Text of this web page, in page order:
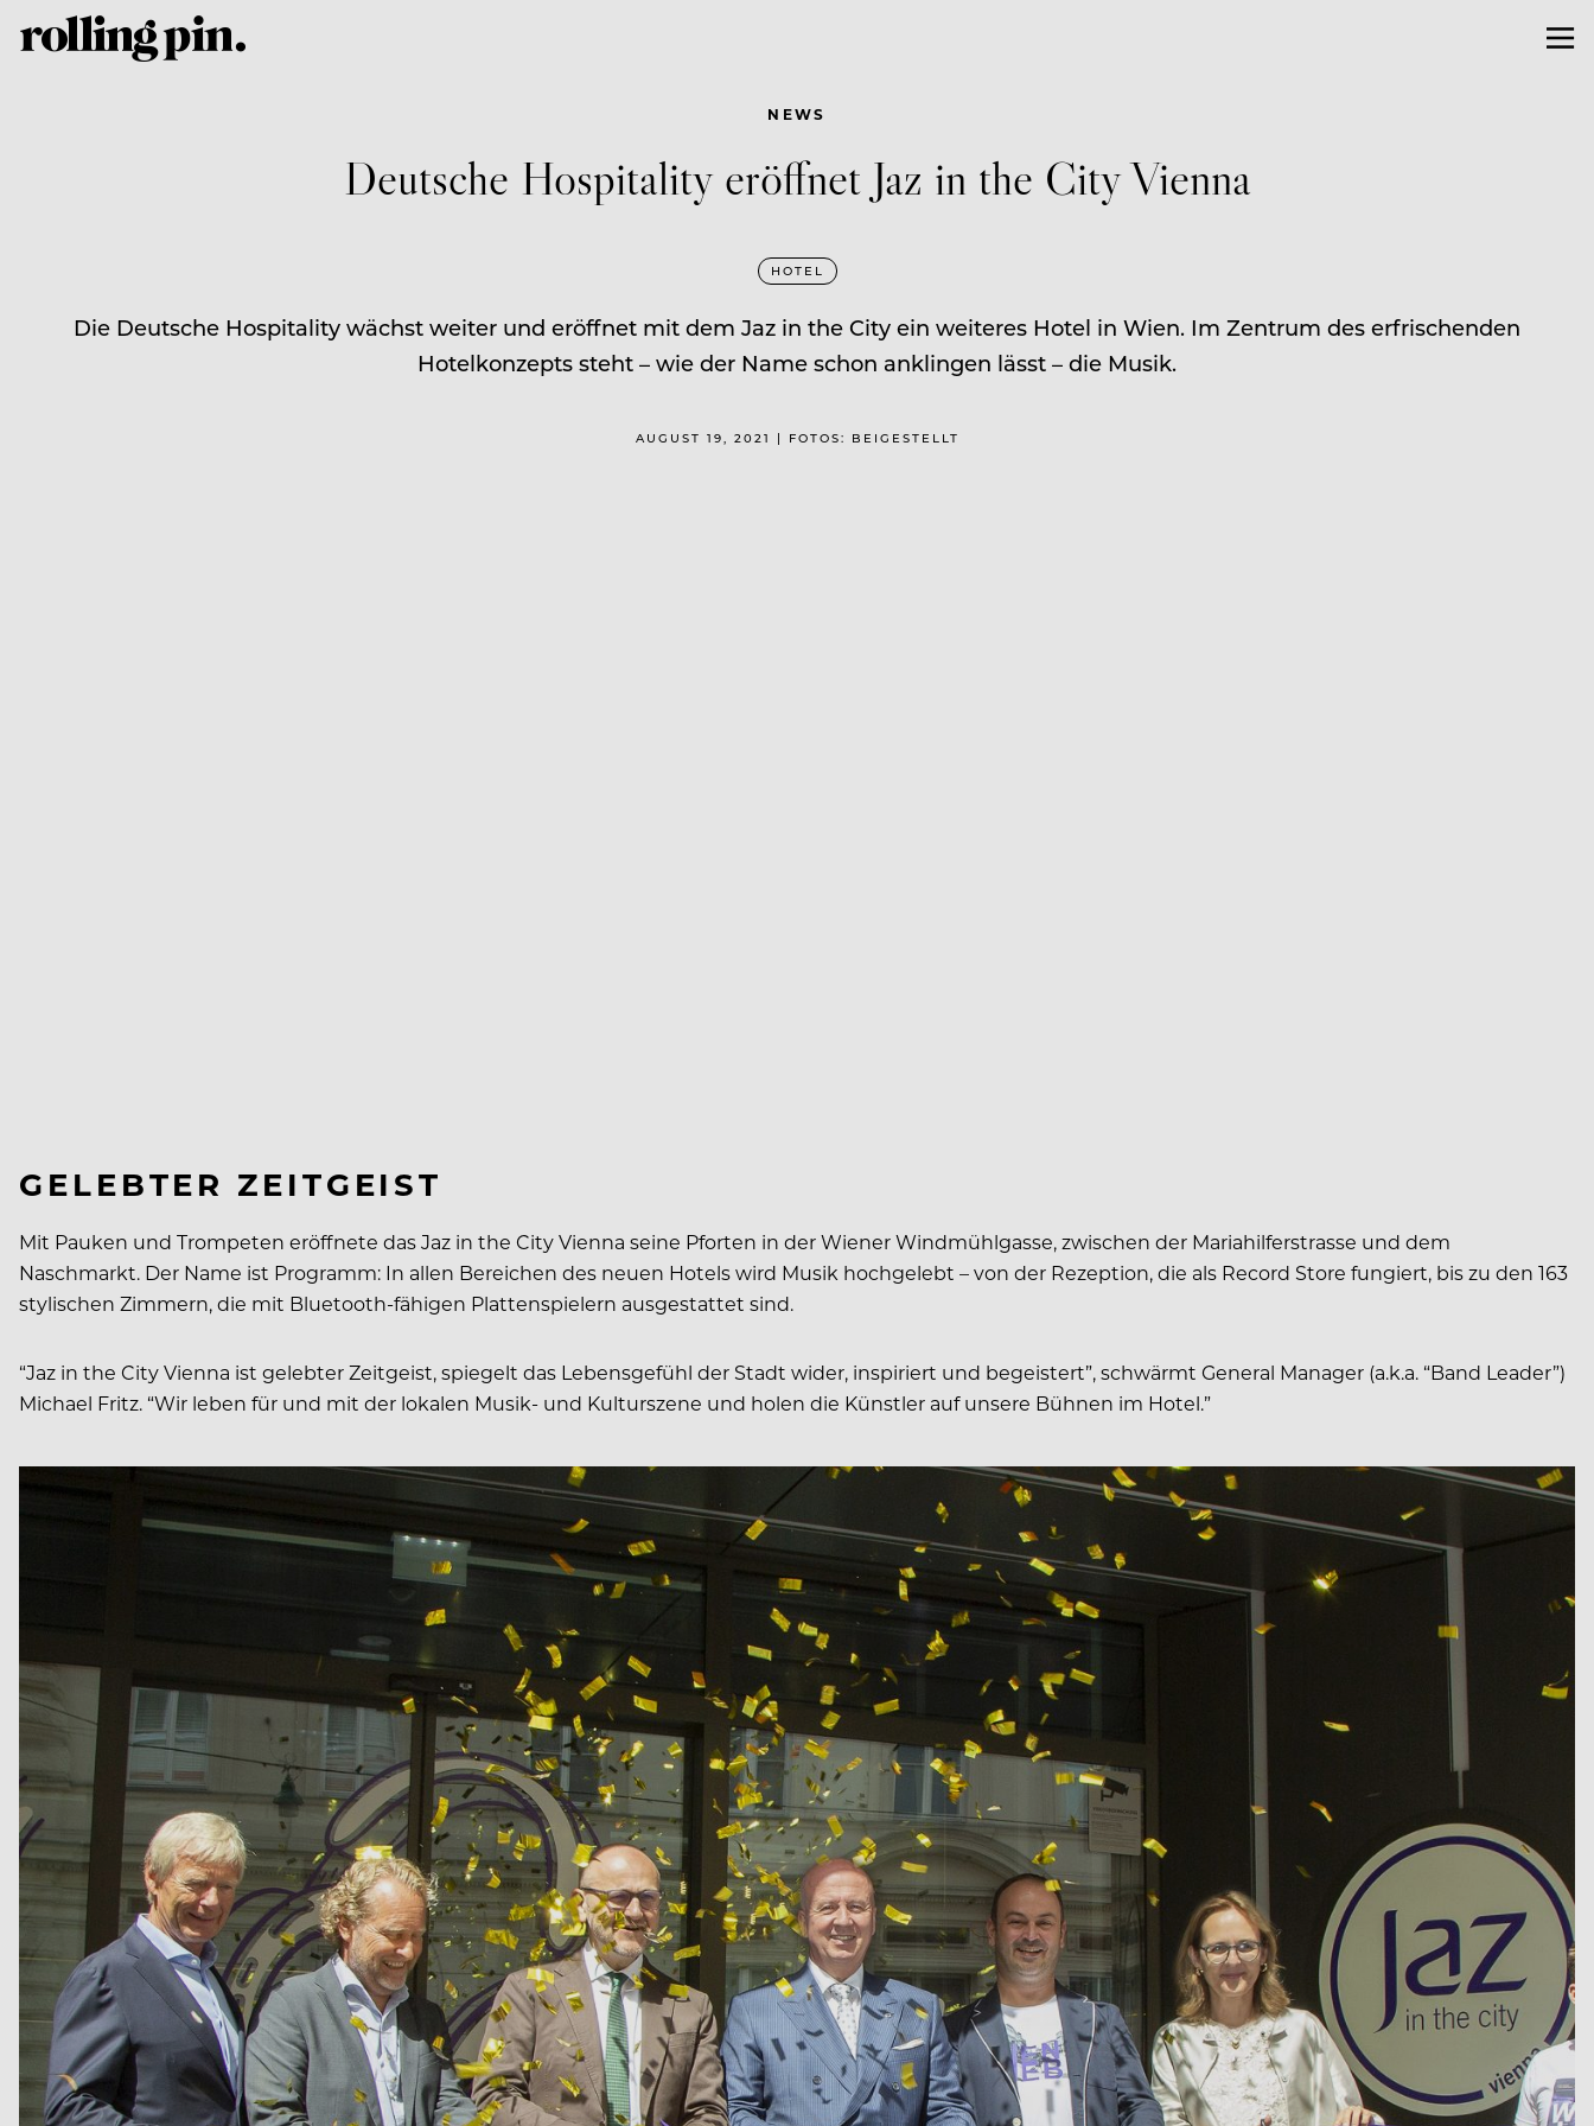
NEWS
Deutsche Hospitality eröffnet Jaz in the City Vienna
HOTEL
Die Deutsche Hospitality wächst weiter und eröffnet mit dem Jaz in the City ein weiteres Hotel in Wien. Im Zentrum des erfrischenden
Hotelkonzepts steht – wie der Name schon anklingen lässt – die Musik.
AUGUST 19, 2021 | FOTOS: BEIGESTELLT
GELEBTER ZEITGEIST
Mit Pauken und Trompeten eröffnete das Jaz in the City Vienna seine Pforten in der Wiener Windmühlgasse, zwischen der Mariahilferstrasse und dem
Naschmarkt. Der Name ist Programm: In allen Bereichen des neuen Hotels wird Musik hochgelebt – von der Rezeption, die als Record Store fungiert, bis zu den 163
stylischen Zimmern, die mit Bluetooth-fähigen Plattenspielern ausgestattet sind.
“Jaz in the City Vienna ist gelebter Zeitgeist, spiegelt das Lebensgefühl der Stadt wider, inspiriert und begeistert”, schwärmt General Manager (a.k.a. “Band Leader”)
Michael Fritz. “Wir leben für und mit der lokalen Musik- und Kulturszene und holen die Künstler auf unsere Bühnen im Hotel.”